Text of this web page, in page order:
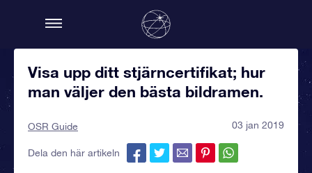
Visa upp ditt stjärncertifikat; hur
man väljer den bästa bildramen.
OSR Guide 03 jan 2019
Dela den här artikeln